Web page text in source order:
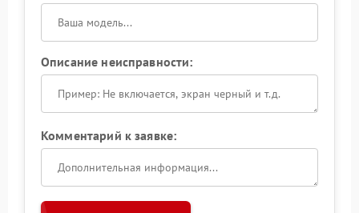
Описание неисправности:
Комментарий к заявке: